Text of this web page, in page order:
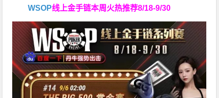
WSOP线上金手链本周火热推荐8/18-9/30